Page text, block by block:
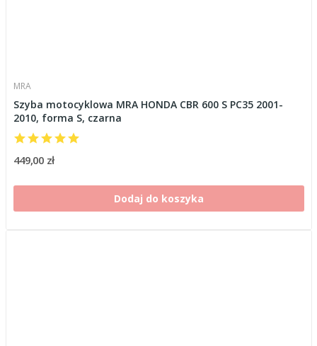
MRA
Szyba motocyklowa MRA HONDA CBR 600 S PC35 2001-
2010, forma S, czarna
449,00 zł
Dodaj do koszyka